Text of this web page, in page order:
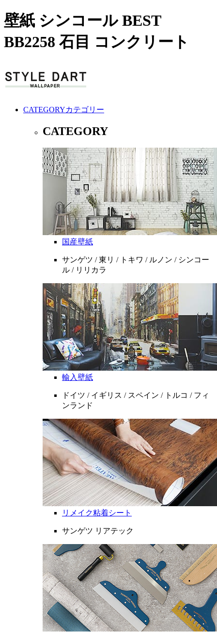
壁紙 シンコール BEST
BB2258 石目 コンクリート
CATEGORYカテゴリー
CATEGORY
国産壁紙
サンゲツ / 東リ / トキワ / ルノン / シンコー
ル / リリカラ
輸入壁紙
ドイツ / イギリス / スペイン / トルコ / フィ
ンランド
リメイク粘着シート
サンゲツ リアテック